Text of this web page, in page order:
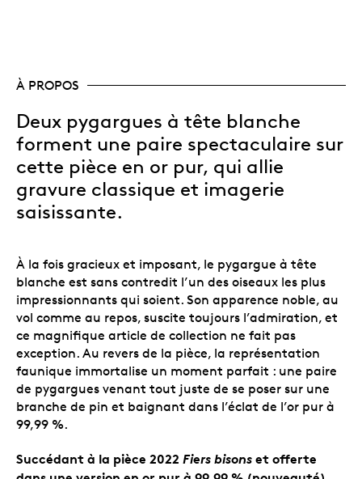
À PROPOS
Deux pygargues à tête blanche
forment une paire spectaculaire sur
cette pièce en or pur, qui allie
gravure classique et imagerie
saisissante.
À la fois gracieux et imposant, le pygargue à tête
blanche est sans contredit l’un des oiseaux les plus
impressionnants qui soient. Son apparence noble, au
vol comme au repos, suscite toujours l’admiration, et
ce magnifique article de collection ne fait pas
exception. Au revers de la pièce, la représentation
faunique immortalise un moment parfait : une paire
de pygargues venant tout juste de se poser sur une
branche de pin et baignant dans l’éclat de l’or pur à
99,99 %.
Succédant à la pièce 2022 Fiers bisons et offerte